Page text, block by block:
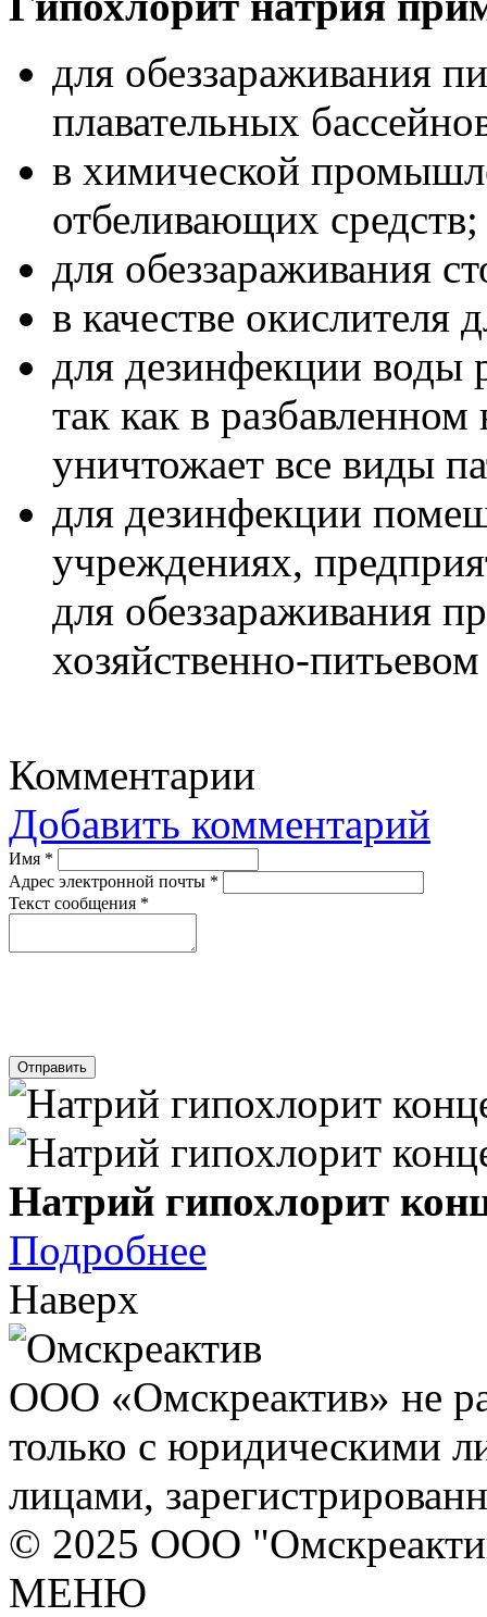
для обеззараживания
плавательных
в химической
отбеливающих средств;
для обеззараживания
в качестве окислителя
для дезинфекции воды
так как в
уничтожает все виды
для дезинфекции
учреждениях,
для обеззараживания
хозяйственно-
Комментарии
Добавить комментарий
Имя *
Адрес электронной почты *
Текст сообщения *
Отправить
Натрий гипохлорит
Подробнее
Наверх
ООО «Омскреактив» не
только с юридическими
лицами,
© 2025 ООО
МЕНЮ